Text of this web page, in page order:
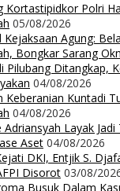
Kortastipidkor Polri
05/08/2026
Agung:
Bongkar Sarang
Pilubang Ditangkap,
04/08/2026
Keberanian Kuntadi
04/08/2026
Adriansyah Layak
Aset 04/08/2026
DKI, Entjik S.
Disorot 03/08/
Busuk Dalam